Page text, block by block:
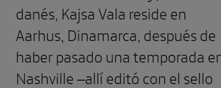
danés, Kajsa Vala reside en
Aarhus, Dinamarca, después de
haber pasado una temporada
Nashville –allí editó con el sello